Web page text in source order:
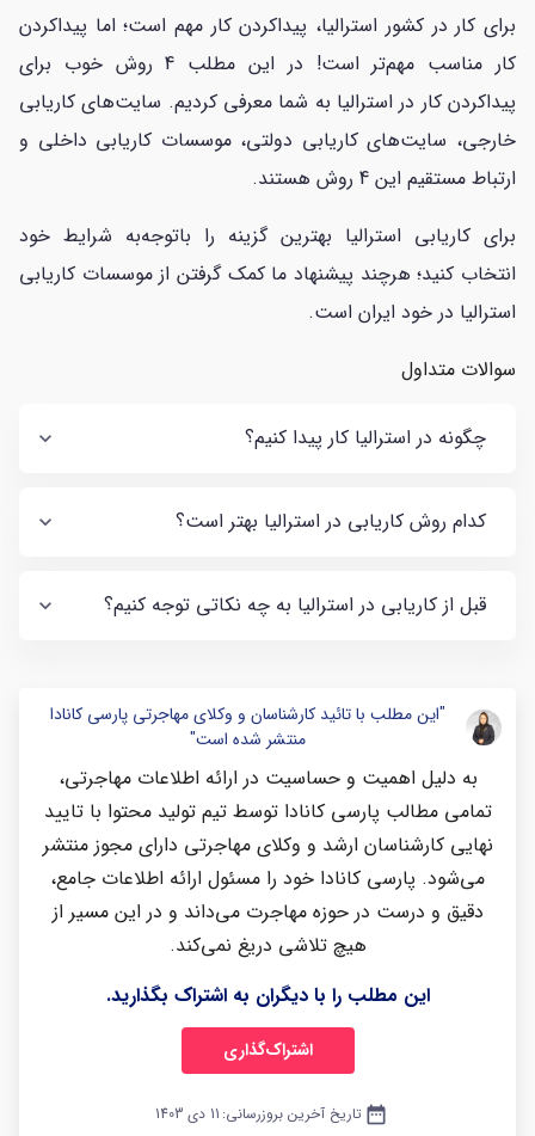
برای کار در کشور استرالیا، پیداکردن کار مهم است؛ اما پیداکردن
کار مناسب مهم‌تر است! در این مطلب 4 روش خوب برای
پیداکردن کار در استرالیا به شما معرفی کردیم. سایت‌های کاریابی
خارجی، سایت‌های کاریابی دولتی، موسسات کاریابی داخلی و
ارتباط مستقیم این 4 روش هستند.
برای کاریابی استرالیا بهترین گزینه را باتوجه‌به شرایط خود
انتخاب کنید؛ هرچند پیشنهاد ما کمک گرفتن از موسسات کاریابی
استرالیا در خود ایران است.
سوالات متداول
چگونه در استرالیا کار پیدا کنیم؟
کدام روش کاریابی در استرالیا بهتر است؟
قبل از کاریابی در استرالیا به چه نکاتی توجه کنیم؟
"این مطلب با تائید کارشناسان و وکلای مهاجرتی پارسی کانادا
منتشر شده است"
به دلیل اهمیت و حساسیت در ارائه اطلاعات مهاجرتی،
تمامی مطالب پارسی کانادا توسط تیم تولید محتوا با تایید
نهایی کارشناسان ارشد و وکلای مهاجرتی دارای مجوز منتشر
می‌شود. پارسی کانادا خود را مسئول ارائه اطلاعات جامع،
دقیق و درست در حوزه مهاجرت می‌داند و در این مسیر از
هیچ تلاشی دریغ نمی‌کند.
این مطلب را با دیگران به اشتراک بگذارید.
اشتراک‌گذاری
date_range تاریخ آخرین بروزرسانی: 11 دی 1403